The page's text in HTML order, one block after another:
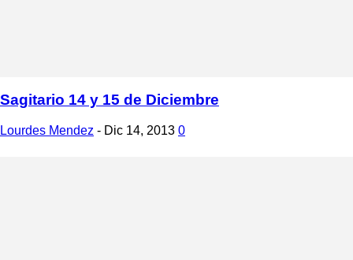
Sagitario 14 y 15 de Diciembre
Lourdes Mendez - Dic 14, 2013 0